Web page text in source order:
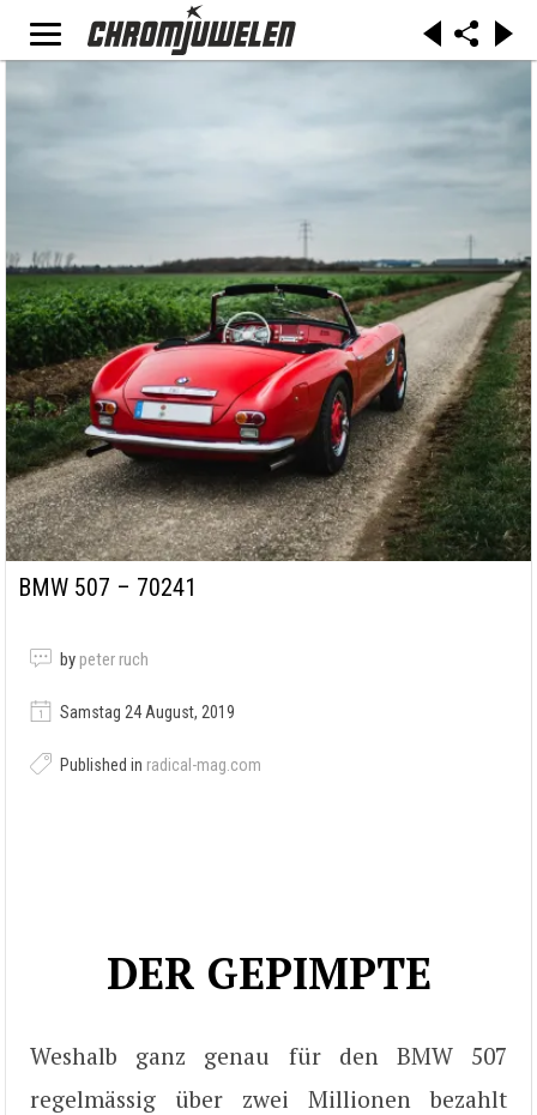
BMW 507 – 70241
by peter ruch
Samstag 24 August, 2019
Published in radical-mag.com
DER GEPIMPTE
Weshalb ganz genau für den BMW 507
regelmässig über zwei Millionen bezahlt